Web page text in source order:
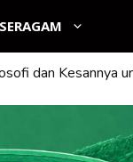
dan Kesannya